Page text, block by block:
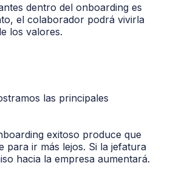
dentro del onboarding es
el colaborador podrá vivirla
los valores.
las principales
exitoso produce que
ir más lejos. Si la jefatura
hacia la empresa aumentará.